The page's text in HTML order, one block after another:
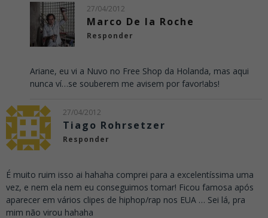
27/04/2012
Marco De la Roche
Responder
Ariane, eu vi a Nuvo no Free Shop da Holanda, mas aqui
nunca ví…se souberem me avisem por favor!abs!
27/04/2012
Tiago Rohrsetzer
Responder
É muito ruim isso ai hahaha comprei para a excelentíssima uma
vez, e nem ela nem eu conseguimos tomar! Ficou famosa após
aparecer em vários clipes de hiphop/rap nos EUA … Sei lá, pra
mim não virou hahaha